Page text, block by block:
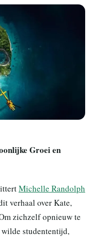
Groei en
Michelle Randolph
verhaal over Kate,
zichzelf opnieuw te
studententijd,